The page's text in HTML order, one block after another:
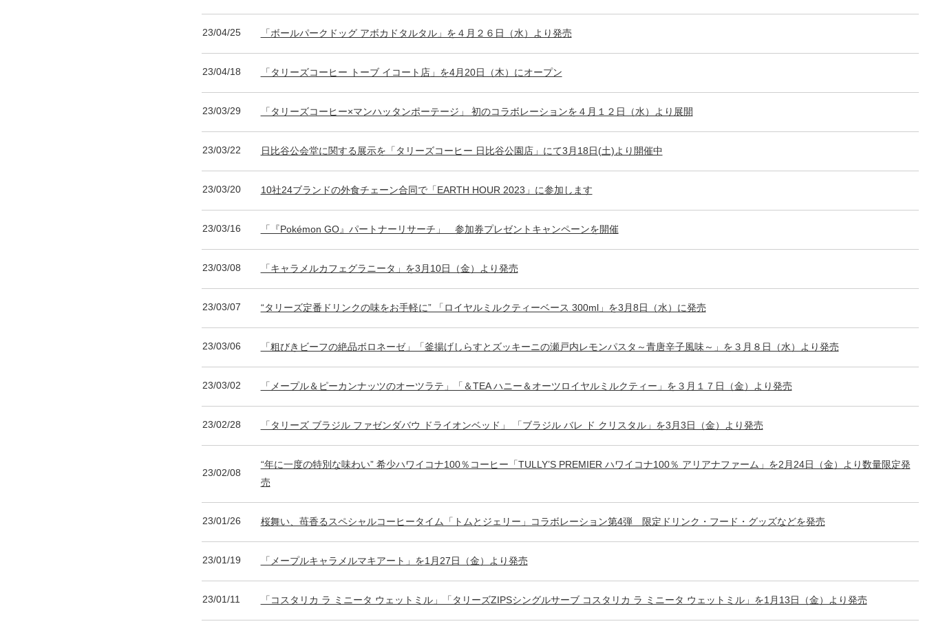
23/04/25 「ボールパークドッグ アボカドタルタル」を４月２６日（水）より発売
23/04/18 「タリーズコーヒー トーブ イコート店」を4月20日（木）にオープン
23/03/29 「タリーズコーヒー×マンハッタンポーテージ」 初のコラボレーションを４月１２日（水）より展開
23/03/22 日比谷公会堂に関する展示を「タリーズコーヒー 日比谷公園店」にて3月18日(土)より開催中
23/03/20 10社24ブランドの外食チェーン合同で「EARTH HOUR 2023」に参加します
23/03/16 「『Pokémon GO』パートナーリサーチ」 参加券プレゼントキャンペーンを開催
23/03/08 「キャラメルカフェグラニータ」を3月10日（金）より発売
23/03/07 “タリーズ定番ドリンクの味をお手軽に” 「ロイヤルミルクティーベース 300ml」を3月8日（水）に発売
23/03/06 「粗びきビーフの絶品ボロネーゼ」「釜揚げしらすとズッキーニの瀬戸内レモンパスタ～青唐辛子風味～」を３月８日（水）より発売
23/03/02 「メープル＆ピーカンナッツのオーツラテ」「＆TEA ハニー＆オーツロイヤルミルクティー」を３月１７日（金）より発売
23/02/28 「タリーズ ブラジル ファゼンダバウ ドライオンベッド」 「ブラジル バレ ド クリスタル」を3月3日（金）より発売
23/02/08
“年に一度の特別な味わい” 希少ハワイコナ100％コーヒー「TULLY’S PREMIER ハワイコナ100％ アリアナファーム」を2月24日（金）より数量限定発
売
23/01/26 桜舞い、苺香るスペシャルコーヒータイム「トムとジェリー」コラボレーション第4弾 限定ドリンク・フード・グッズなどを発売
23/01/19 「メープルキャラメルマキアート」を1月27日（金）より発売
23/01/11 「コスタリカ ラ ミニータ ウェットミル」「タリーズZIPSシングルサーブ コスタリカ ラ ミニータ ウェットミル」を1月13日（金）より発売